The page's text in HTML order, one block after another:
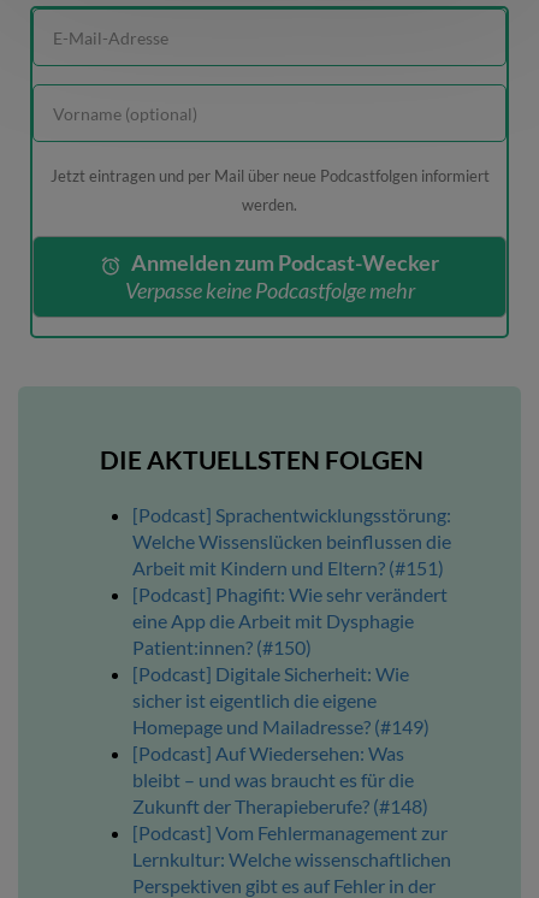
Jetzt eintragen und per Mail über neue Podcastfolgen informiert
werden.
Anmelden zum Podcast-Wecker
Verpasse keine Podcastfolge mehr
DIE AKTUELLSTEN FOLGEN
[Podcast] Sprachentwicklungsstörung:
Welche Wissenslücken beinflussen die
Arbeit mit Kindern und Eltern? (#151)
[Podcast] Phagifit: Wie sehr verändert
eine App die Arbeit mit Dysphagie
Patient:innen? (#150)
[Podcast] Digitale Sicherheit: Wie
sicher ist eigentlich die eigene
Homepage und Mailadresse? (#149)
[Podcast] Auf Wiedersehen: Was
bleibt – und was braucht es für die
Zukunft der Therapieberufe? (#148)
[Podcast] Vom Fehlermanagement zur
Lernkultur: Welche wissenschaftlichen
Perspektiven gibt es auf Fehler in der